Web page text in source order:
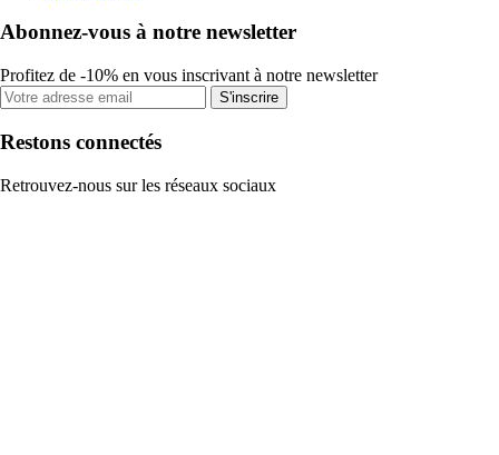
Abonnez-vous à notre newsletter
Profitez de -10% en vous inscrivant à notre newsletter
S'inscrire
Restons connectés
Retrouvez-nous sur les réseaux sociaux